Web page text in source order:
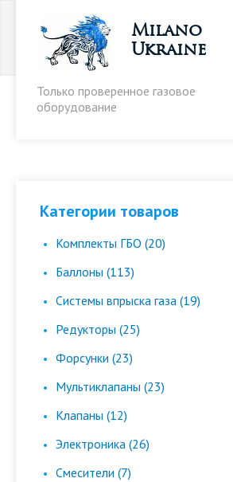
Milano
Ukraine
Только проверенное газовое
оборудование
Категории товаров
Комплекты ГБО (20)
Баллоны (113)
Cистемы впрыска газа (19)
Редукторы (25)
Форсунки (23)
Мультиклапаны (23)
Клапаны (12)
Электроника (26)
Смесители (7)